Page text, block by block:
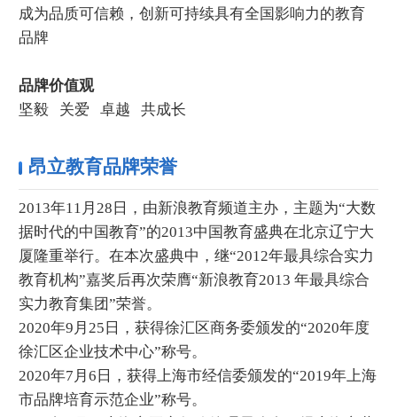
成为品质可信赖，创新可持续具有全国影响力的教育
品牌
品牌价值观
坚毅 关爱 卓越 共成长
昂立教育品牌荣誉
2013年11月28日，由新浪教育频道主办，主题为“大数
据时代的中国教育”的2013中国教育盛典在北京辽宁大
厦隆重举行。在本次盛典中，继“2012年最具综合实力
教育机构”嘉奖后再次荣膺“新浪教育2013 年最具综合
实力教育集团”荣誉。
2020年9月25日，获得徐汇区商务委颁发的“2020年度
徐汇区企业技术中心”称号。
2020年7月6日，获得上海市经信委颁发的“2019年上海
市品牌培育示范企业”称号。